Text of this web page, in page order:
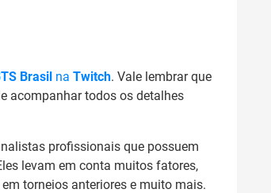
Brasil na Twitch. Vale lembrar que
acompanhar todos os detalhes
profissionais que possuem
levam em conta muitos fatores,
torneios anteriores e muito mais.